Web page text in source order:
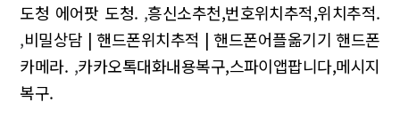
도청 에어팟 도청. ,흥신소추천,번호위치추적,위치추적.
,비밀상담 | 핸드폰위치추적 | 핸드폰어플옮기기 핸드폰
카메라. ,카카오톡대화내용복구,스파이앱팝니다,메시지
복구.